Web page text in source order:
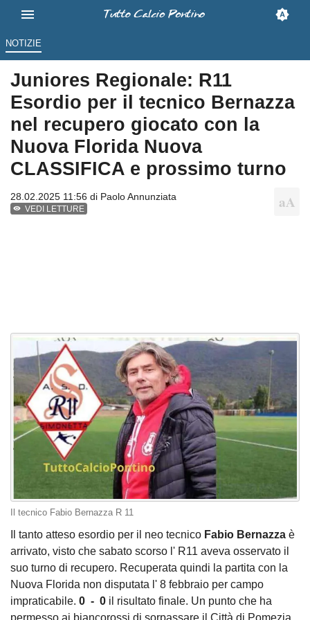
NOTIZIE
Juniores Regionale: R11
Esordio per il tecnico Bernazza
nel recupero giocato con la
Nuova Florida Nuova
CLASSIFICA e prossimo turno
28.02.2025 11:56 di Paolo Annunziata
VEDI LETTURE
Il tecnico Fabio Bernazza R 11
Il tanto atteso esordio per il neo tecnico Fabio Bernazza è
arrivato, visto che sabato scorso l' R11 aveva osservato il
suo turno di recupero. Recuperata quindi la partita con la
Nuova Florida non disputata l' 8 febbraio per campo
impraticabile. 0 - 0 il risultato finale. Un punto che ha
permesso ai biancorossi di sorpassare il Città di Pomezia